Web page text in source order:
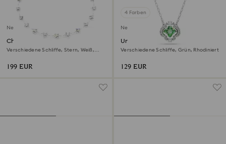
Neu
Chroma Halskette
Verschiedene Schliffe, Stern, Weiß,
199 EUR
4 Farben
Neu
Una Angelic Anhänger
Verschiedene Schliffe, Grün, Rhodiniert
129 EUR